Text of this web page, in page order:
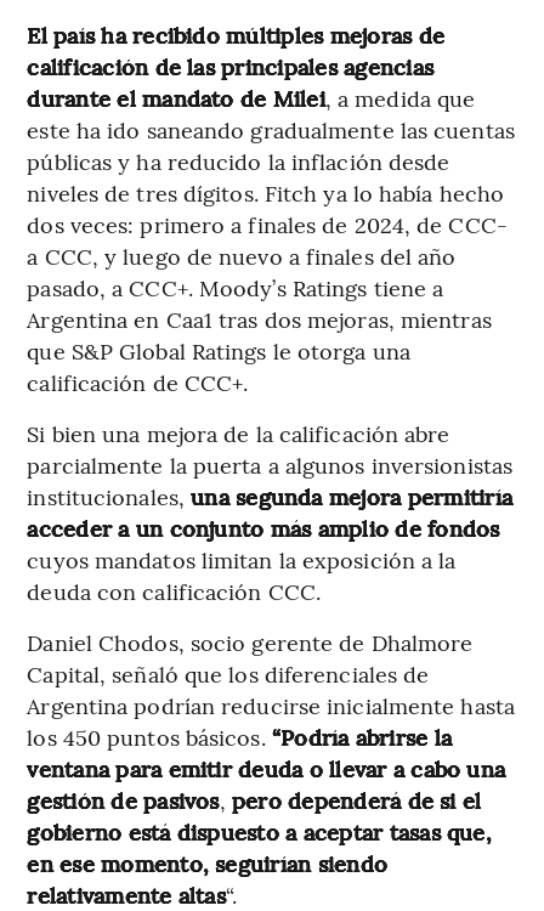
El país ha recibido múltiples mejoras de
calificación de las principales agencias
durante el mandato de Milei, a medida que
este ha ido saneando gradualmente las cuentas
públicas y ha reducido la inflación desde
niveles de tres dígitos. Fitch ya lo había hecho
dos veces: primero a finales de 2024, de CCC-
a CCC, y luego de nuevo a finales del año
pasado, a CCC+. Moody’s Ratings tiene a
Argentina en Caa1 tras dos mejoras, mientras
que S&P Global Ratings le otorga una
calificación de CCC+.
Si bien una mejora de la calificación abre
parcialmente la puerta a algunos inversionistas
institucionales,una segunda mejora permitiría
acceder a un conjunto más amplio de fondos
cuyos mandatos limitan la exposición a la
deuda con calificación CCC.
Daniel Chodos, socio gerente de Dhalmore
Capital, señaló que los diferenciales de
Argentina podrían reducirse inicialmente hasta
los 450 puntos básicos. “Podría abrirse la
ventana para emitir deuda o llevar a cabo una
gestión de pasivos, pero dependerá de si el
gobierno está dispuesto a aceptar tasas que,
en ese momento, seguirían siendo
relativamente altas“.